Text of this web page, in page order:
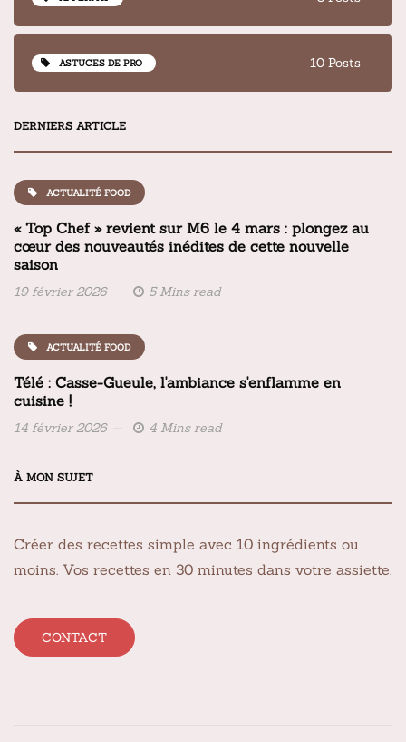
ASTUCES DE PRO 10 Posts
DERNIERS ARTICLE
ACTUALITÉ FOOD
« Top Chef » revient sur M6 le 4 mars : plongez au
cœur des nouveautés inédites de cette nouvelle
saison
19 février 2026 5 Mins read
ACTUALITÉ FOOD
Télé : Casse-Gueule, l'ambiance s'enflamme en
cuisine !
14 février 2026 4 Mins read
À MON SUJET
Créer des recettes simple avec 10 ingrédients ou
moins. Vos recettes en 30 minutes dans votre assiette.
CONTACT